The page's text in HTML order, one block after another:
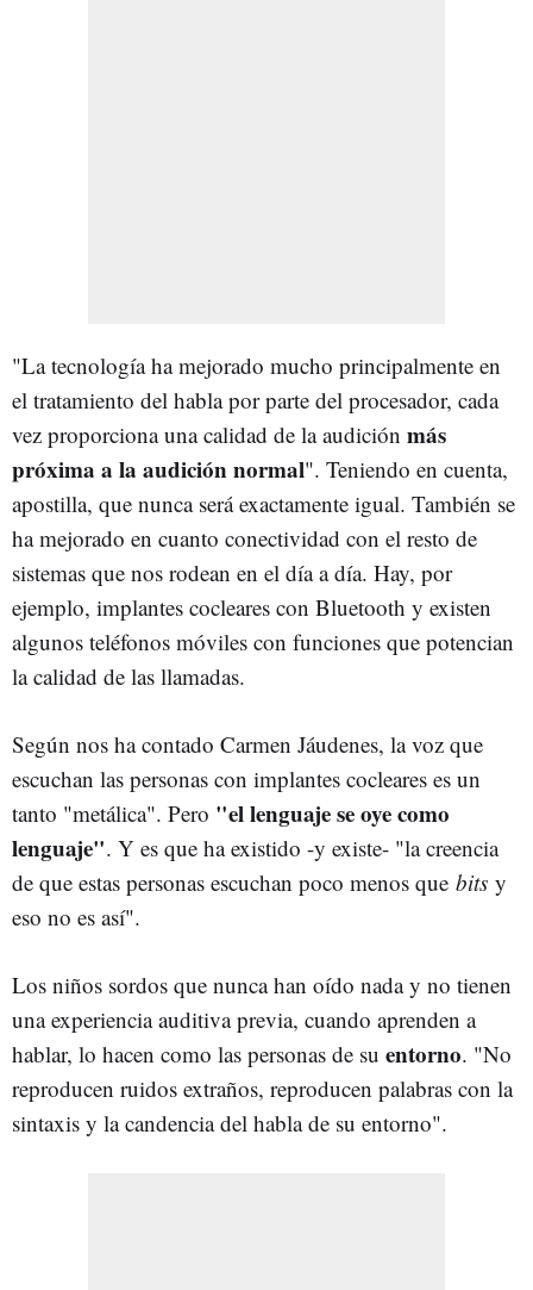
"La tecnología ha mejorado mucho principalmente en
el tratamiento del habla por parte del procesador, cada
vez proporciona una calidad de la audición más
próxima a la audición normal". Teniendo en cuenta,
apostilla, que nunca será exactamente igual. También se
ha mejorado en cuanto conectividad con el resto de
sistemas que nos rodean en el día a día. Hay, por
ejemplo, implantes cocleares con Bluetooth y existen
algunos teléfonos móviles con funciones que potencian
la calidad de las llamadas.
Según nos ha contado Carmen Jáudenes, la voz que
escuchan las personas con implantes cocleares es un
tanto "metálica". Pero "el lenguaje se oye como
lenguaje". Y es que ha existido -y existe- "la creencia
de que estas personas escuchan poco menos que bits y
eso no es así".
Los niños sordos que nunca han oído nada y no tienen
una experiencia auditiva previa, cuando aprenden a
hablar, lo hacen como las personas de su entorno. "No
reproducen ruidos extraños, reproducen palabras con la
sintaxis y la candencia del habla de su entorno".